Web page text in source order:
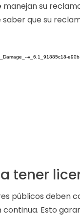
manejan su
que su
tener
públicos
Esto